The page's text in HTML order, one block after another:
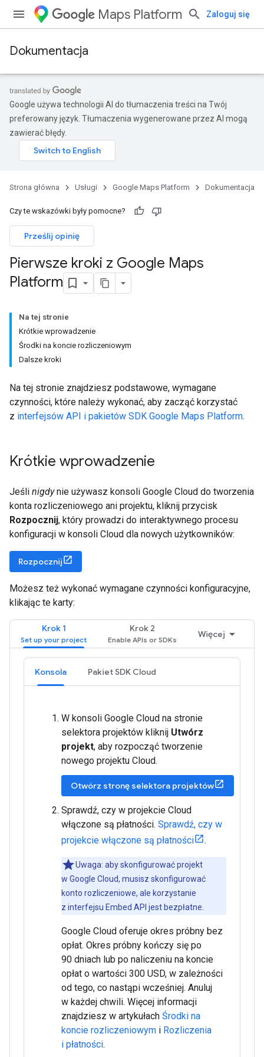
Maps Platform Zaloguj się
Dokumentacja
Google używa technologii AI do tłumaczenia treści na Twój
preferowany język. Tłumaczenia wygenerowane przez AI mogą
zawierać błędy.
Strona główna Usługi Google Maps Platform Dokumentacja
Czy te wskazówki były pomocne?
Prześlij opinię
Pierwsze kroki z Google Maps
Platform
Na tej stronie
Krótkie wprowadzenie
Środki na koncie rozliczeniowym
Dalsze kroki
Na tej stronie znajdziesz podstawowe, wymagane
czynności, które należy wykonać, aby zacząć korzystać
z interfejsów API i pakietów SDK Google Maps Platform.
Krótkie wprowadzenie
Jeśli nigdynie używasz konsoli Google Cloud do tworzenia
konta rozliczeniowego ani projektu, kliknij przycisk
Rozpocznij, który prowadzi do interaktywnego procesu
konfiguracji w konsoli Cloud dla nowych użytkowników:
Rozpocznij
Możesz też wykonać wymagane czynności konfiguracyjne,
klikając te karty:
Krok 1 Krok 2
Więcej
Konsola Pakiet SDK Cloud
W konsoli Google Cloud na stronie
selektora projektów kliknij Utwórz
projekt, aby rozpocząć tworzenie
nowego projektu Cloud.
Otwórz stronę selektora projektów
Sprawdź, czy w projekcie Cloud
włączone są płatności. Sprawdź, czy w
projekcie włączone są płatności
.
Uwaga: aby skonfigurować projekt
w Google Cloud, musisz skonfigurować
konto rozliczeniowe, ale korzystanie
z interfejsu Embed API jest bezpłatne.
Google Cloud oferuje okres próbny bez
opłat. Okres próbny kończy się po
90 dniach lub po naliczeniu na koncie
opłat o wartości 300 USD, w zależności
od tego, co nastąpi wcześniej. Anuluj
w każdej chwili. Więcej informacji
znajdziesz w artykułach Środki na
koncie rozliczeniowym i Rozliczenia
i płatności.